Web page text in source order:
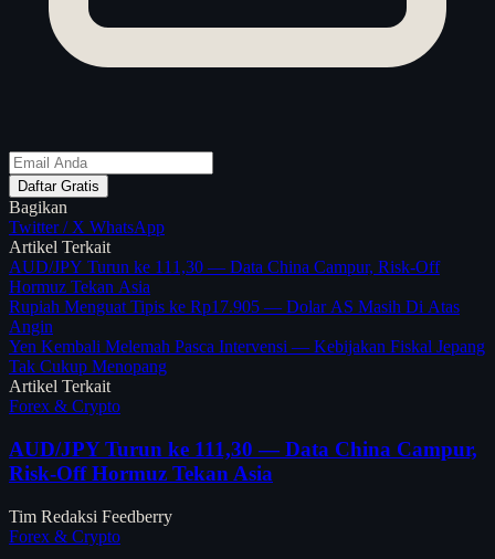
Daftar Gratis
Bagikan
Twitter / X WhatsApp
Artikel Terkait
AUD/JPY Turun ke 111,30 — Data China Campur, Risk-Off
Hormuz Tekan Asia
Rupiah Menguat Tipis ke Rp17.905 — Dolar AS Masih Di Atas
Angin
Yen Kembali Melemah Pasca Intervensi — Kebijakan Fiskal Jepang
Tak Cukup Menopang
Artikel Terkait
Forex & Crypto
AUD/JPY Turun ke 111,30 — Data China Campur,
Risk-Off Hormuz Tekan Asia
Tim Redaksi Feedberry
Forex & Crypto